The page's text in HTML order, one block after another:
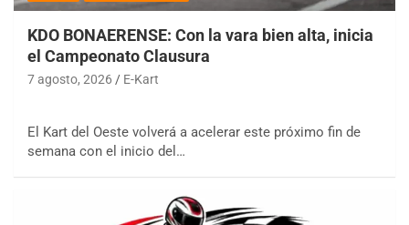
KDO BONAERENSE: Con la vara bien alta, inicia
el Campeonato Clausura
7 agosto, 2026 E-Kart
El Kart del Oeste volverá a acelerar este próximo fin de
semana con el inicio del…